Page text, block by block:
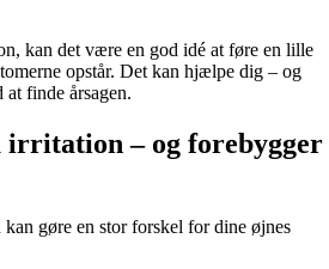
kan det være en god idé at føre en lille
opstår. Det kan hjælpe dig – og
finde årsagen.
irritation – og forebygger
gøre en stor forskel for dine øjnes